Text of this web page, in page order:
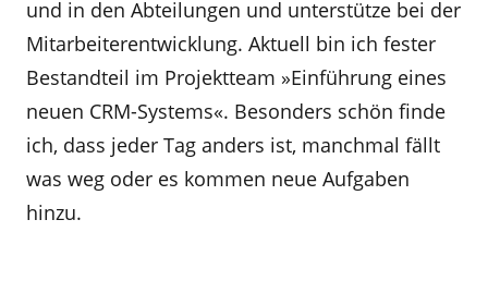
und in den Abteilungen und unterstütze bei der
Mitarbeiterentwicklung. Aktuell bin ich fester
Bestandteil im Projektteam »Einführung eines
neuen CRM-Systems«. Besonders schön finde
ich, dass jeder Tag anders ist, manchmal fällt
was weg oder es kommen neue Aufgaben
hinzu.